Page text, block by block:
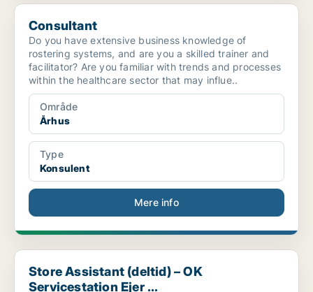
Consultant
Consultant
Do you have extensive business knowledge of
rostering systems, and are you a skilled trainer and
facilitator? Are you familiar with trends and processes
within the healthcare sector that may influe..
Område
Århus
Type
Konsulent
Mere info
Store Assistant (deltid) – OK Servicestation Ejer ...
Store Assistant (deltid) – OK
Servicestation Ejer ...